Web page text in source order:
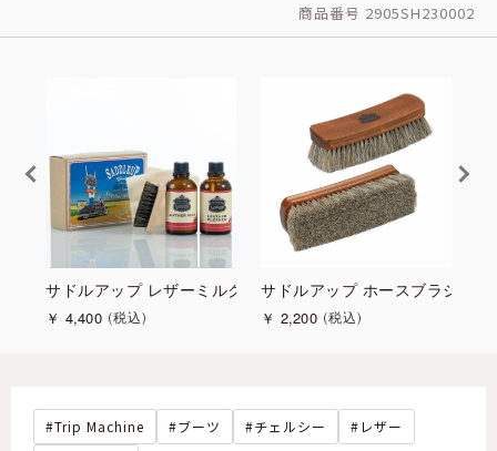
商品番号 2905SH230002
サドルアップ レザーミルクキット
￥ 4,400 税込
サドルアップ ホースブラシ M
￥ 2,200 税込
Trip Machine ブーツ チェルシー
レザー